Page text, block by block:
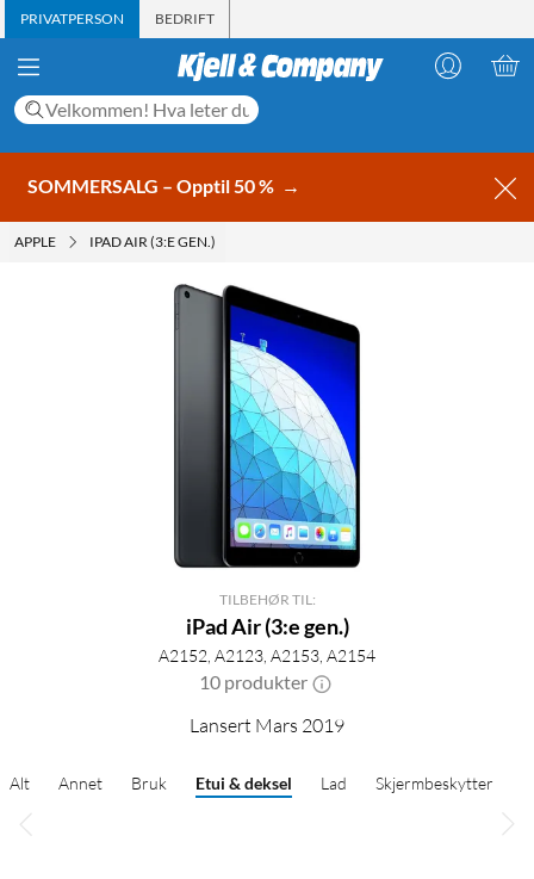
PRIVATPERSON BEDRIFT
SOMMERSALG – Opptil 50 % →
APPLE IPAD AIR (3:E GEN.)
TILBEHØR TIL:
iPad Air (3:e gen.)
A2152, A2123, A2153, A2154
10 produkter
Lansert Mars 2019
Alt Annet Bruk Etui & deksel Lad Skjermbeskytter